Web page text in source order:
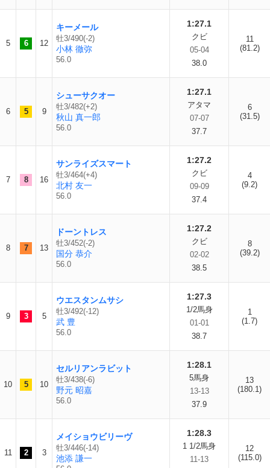
5 6 12
キーメール
牡3/490(-2)
小林 徹弥
56.0
1:27.1
クビ
05-04
38.0
11
(81.2)
6 5 9
シューサクオー
牡3/482(+2)
秋山 真一郎
56.0
1:27.1
アタマ
07-07
37.7
6
(31.5)
7 8 16
サンライズスマート
牡3/464(+4)
北村 友一
56.0
1:27.2
クビ
09-09
37.4
4
(9.2)
8 7 13
ドーントレス
牡3/452(-2)
国分 恭介
56.0
1:27.2
クビ
02-02
38.5
8
(39.2)
9 3 5
ウエスタンムサシ
牡3/492(-12)
武 豊
56.0
1:27.3
1/2馬身
01-01
38.7
1
(1.7)
10 5 10
セルリアンラビット
牡3/438(-6)
野元 昭嘉
56.0
1:28.1
5馬身
13-13
37.9
13
(180.1)
11 2 3
メイショウビリーヴ
牡3/446(-14)
池添 謙一
1:28.3
1 1/2馬身
11-13
12
(115.0)